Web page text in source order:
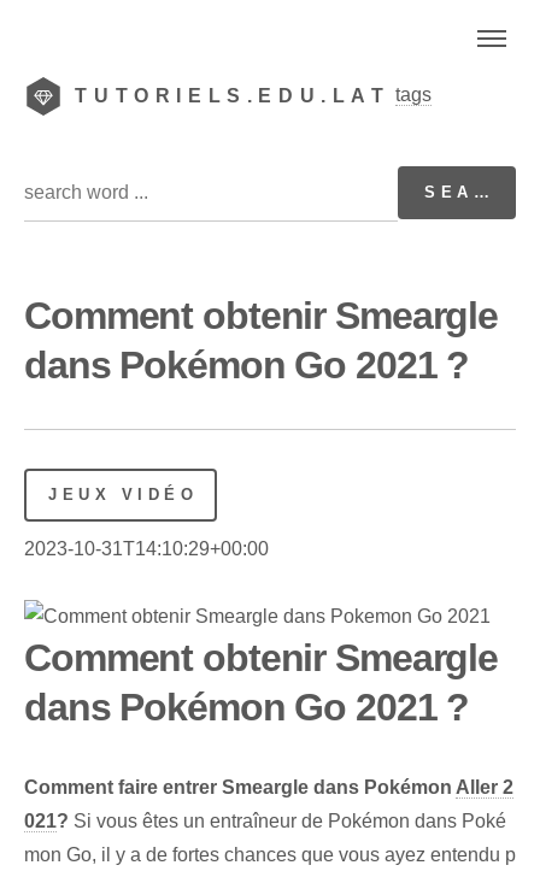
TUTORIELS.EDU.LAT tags
Comment obtenir Smeargle
dans Pokémon Go 2021 ?
JEUX VIDÉO
2023-10-31T14:10:29+00:00
Comment obtenir Smeargle
dans Pokémon Go 2021 ?
Comment faire entrer‌ Smeargle dans⁤ Pokémon Aller 2
021? Si vous êtes un entraîneur de Pokémon dans Poké
mon Go, il y a de fortes chances que vous ayez entendu p